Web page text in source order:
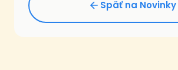
Späť na Novinky